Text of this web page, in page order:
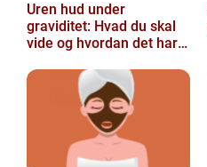
Uren hud under
graviditet: Hvad du skal
vide og hvordan det har